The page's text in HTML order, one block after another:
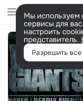
Мы используем
сервисы для
настроить
представитель.
Разрешить все